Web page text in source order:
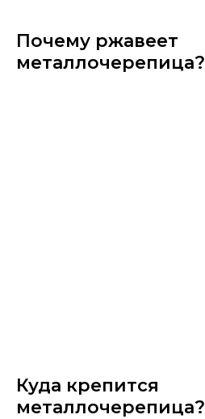
Почему ржавеет
металлочерепица?
Куда крепится
металлочерепица?